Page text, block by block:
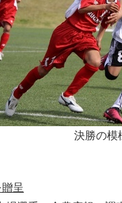
決勝の模
呈